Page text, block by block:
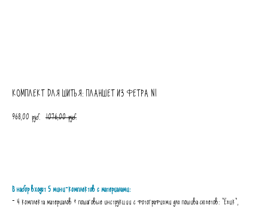
КОМПЛЕКТ ДЛЯ ШИТЬЯ: ПЛАНШЕТ ИЗ ФЕТРА N1
968,00 руб. 1076,00 руб.
В набор входят 5 мини-комплектов с материалами:
- 4 комплекта материалов + пошаговые инструкции с фотографиями для пошива сюжетов: "Ёжик",